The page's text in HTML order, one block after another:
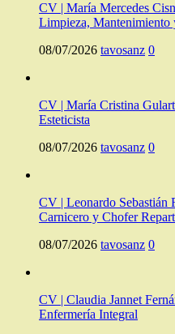
CV | María Mercedes
Limpieza, Mantenimiento
08/07/2026 tavosanz 0
CV | María Cristina
Esteticista
08/07/2026 tavosanz 0
CV | Leonardo Sebastián
Carnicero y Chofer
08/07/2026 tavosanz 0
CV | Claudia Jannet
Enfermería Integral